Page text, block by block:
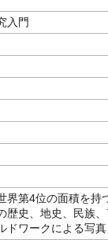
入門
界第4位の面積を
歴史、地史、民族
ドワークによる写